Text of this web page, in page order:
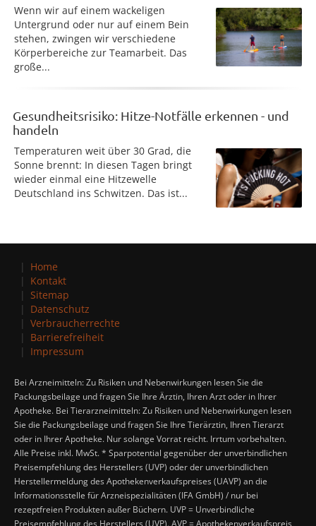
Wenn wir auf einem wackeligen
Untergrund oder nur auf einem Bein
stehen, zwingen wir verschiedene
Körperbereiche zur Teamarbeit. Das
große...
Gesundheitsrisiko: Hitze-Notfälle erkennen - und
handeln
Temperaturen weit über 30 Grad, die
Sonne brennt: In diesen Tagen bringt
wieder einmal eine Hitzewelle
Deutschland ins Schwitzen. Das ist...
Home
Kontakt
Sitemap
Datenschutz
Verbraucherrechte
Barrierefreiheit
Impressum
Bei Arzneimitteln: Zu Risiken und Nebenwirkungen lesen Sie die
Packungsbeilage und fragen Sie Ihre Ärztin, Ihren Arzt oder in Ihrer
Apotheke. Bei Tierarzneimitteln: Zu Risiken und Nebenwirkungen lesen
Sie die Packungsbeilage und fragen Sie Ihre Tierärztin, Ihren Tierarzt
oder in Ihrer Apotheke. Nur solange Vorrat reicht. Irrtum vorbehalten.
Alle Preise inkl. MwSt. * Sparpotential gegenüber der unverbindlichen
Preisempfehlung des Herstellers (UVP) oder der unverbindlichen
Herstellermeldung des Apothekenverkaufspreises (UAVP) an die
Informationsstelle für Arzneispezialitäten (IFA GmbH) / nur bei
rezeptfreien Produkten außer Büchern. UVP = Unverbindliche
Preisempfehlung des Herstellers (UVP). AVP = Apothekenverkaufspreis